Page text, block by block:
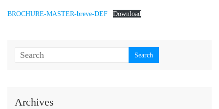
BROCHURE-MASTER-breve-DEF Download
Archives